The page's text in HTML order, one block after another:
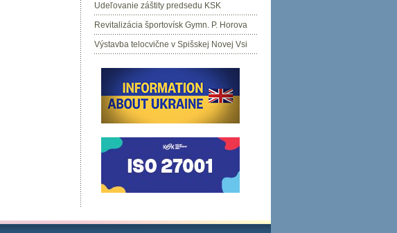
Udeľovanie záštity predsedu KSK
Revitalizácia športovísk Gymn. P. Horova
Výstavba telocvične v Spišskej Novej Vsi